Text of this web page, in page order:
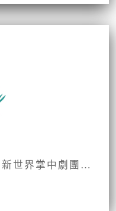
12.台灣（閩南）布袋戲：新世界掌中劇團第3集第23、24面